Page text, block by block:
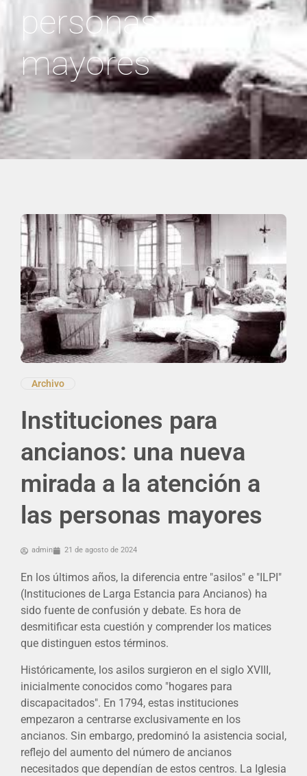
personas
mayores
Archivo
Instituciones para
ancianos: una nueva
mirada a la atención a
las personas mayores
admin 21 de agosto de 2024
En los últimos años, la diferencia entre "asilos" e "ILPI"
(Instituciones de Larga Estancia para Ancianos) ha
sido fuente de confusión y debate. Es hora de
desmitificar esta cuestión y comprender los matices
que distinguen estos términos.
Históricamente, los asilos surgieron en el siglo XVIII,
inicialmente conocidos como "hogares para
discapacitados". En 1794, estas instituciones
empezaron a centrarse exclusivamente en los
ancianos. Sin embargo, predominó la asistencia social,
reflejo del aumento del número de ancianos
necesitados que dependían de estos centros. La Iglesia